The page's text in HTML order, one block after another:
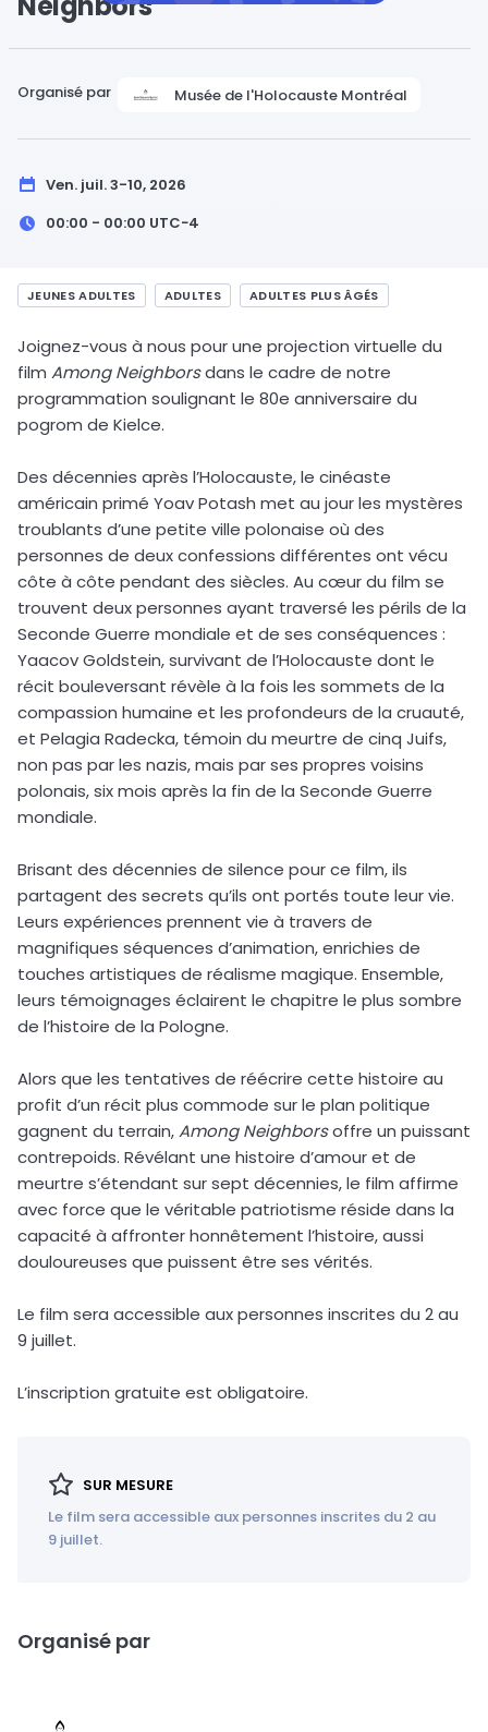
Organisé par Musée de l'Holocauste Montréal
Ven. juil. 3-10, 2026
00:00 - 00:00 UTC−4
JEUNES ADULTES ADULTES ADULTES PLUS ÂGÉS
Joignez-vous à nous pour une projection virtuelle du
film Among Neighborsdans le cadre de notre
programmation soulignant le 80e anniversaire du
pogrom de Kielce.
Des décennies après l’Holocauste, le cinéaste
américain primé Yoav Potash met au jour les mystères
troublants d’une petite ville polonaise où des
personnes de deux confessions différentes ont vécu
côte à côte pendant des siècles. Au cœur du film se
trouvent deux personnes ayant traversé les périls de la
Seconde Guerre mondiale et de ses conséquences :
Yaacov Goldstein, survivant de l’Holocauste dont le
récit bouleversant révèle à la fois les sommets de la
compassion humaine et les profondeurs de la cruauté,
et Pelagia Radecka, témoin du meurtre de cinq Juifs,
non pas par les nazis, mais par ses propres voisins
polonais, six mois après la fin de la Seconde Guerre
mondiale.
Brisant des décennies de silence pour ce film, ils
partagent des secrets qu’ils ont portés toute leur vie.
Leurs expériences prennent vie à travers de
magnifiques séquences d’animation, enrichies de
touches artistiques de réalisme magique. Ensemble,
leurs témoignages éclairent le chapitre le plus sombre
de l’histoire de la Pologne.
Alors que les tentatives de réécrire cette histoire au
profit d’un récit plus commode sur le plan politique
gagnent du terrain,Among Neighborsoffre un puissant
contrepoids. Révélant une histoire d’amour et de
meurtre s’étendant sur sept décennies, le film affirme
avec force que le véritable patriotisme réside dans la
capacité à affronter honnêtement l’histoire, aussi
douloureuses que puissent être ses vérités.
Le film sera accessible aux personnes inscrites du 2 au
9 juillet.
L’inscription gratuite est obligatoire.
SUR MESURE
Le film sera accessible aux personnes inscrites du 2 au
9 juillet.
Organisé par